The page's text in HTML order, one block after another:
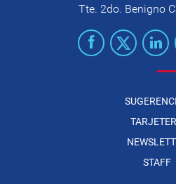
Tte. 2do. Benigno
STAFF